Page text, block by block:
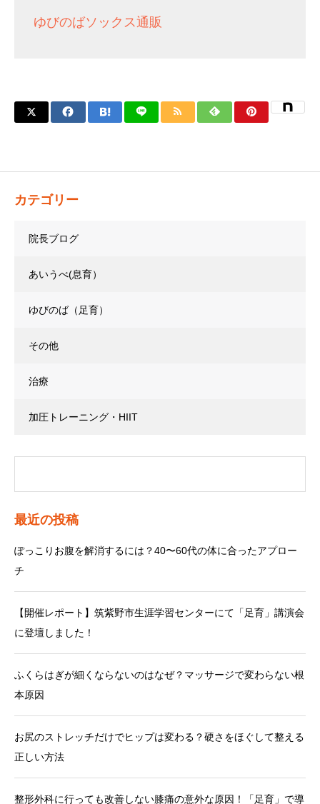
ゆびのばソックス通販
カテゴリー
院長ブログ
あいうべ(息育）
ゆびのば（足育）
その他
治療
加圧トレーニング・HIIT
最近の投稿
ぽっこりお腹を解消するには？40〜60代の体に合ったアプロー
チ
【開催レポート】筑紫野市生涯学習センターにて「足育」講演会
に登壇しました！
ふくらはぎが細くならないのはなぜ？マッサージで変わらない根
本原因
お尻のストレッチだけでヒップは変わる？硬さをほぐして整える
正しい方法
整形外科に行っても改善しない膝痛の意外な原因！「足育」で導